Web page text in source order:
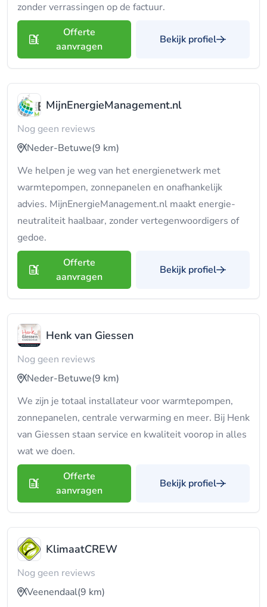
zonder verrassingen op de factuur.
Offerte
aanvragen
Bekijk profiel
MijnEnergieManagement.nl
Nog geen reviews
Neder-Betuwe(9 km)
We helpen je weg van het energienetwerk met
warmtepompen, zonnepanelen en onafhankelijk
advies. MijnEnergieManagement.nl maakt energie-
neutraliteit haalbaar, zonder vertegenwoordigers of
gedoe.
Offerte
aanvragen
Bekijk profiel
Henk van Giessen
Nog geen reviews
Neder-Betuwe(9 km)
We zijn je totaal installateur voor warmtepompen,
zonnepanelen, centrale verwarming en meer. Bij Henk
van Giessen staan service en kwaliteit voorop in alles
wat we doen.
Offerte
aanvragen
Bekijk profiel
KlimaatCREW
Nog geen reviews
Veenendaal(9 km)